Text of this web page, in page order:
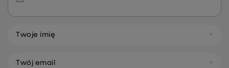
Twoje imię
Twój email